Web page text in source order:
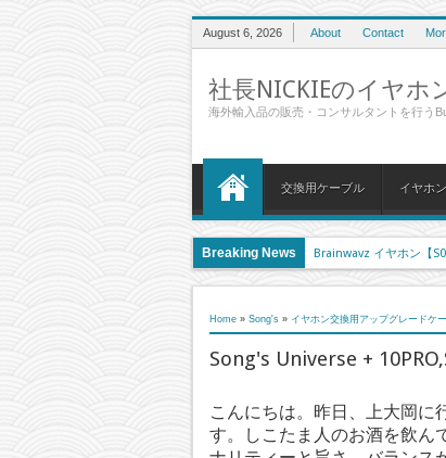
August 6, 2026 About Contact
社長NICKIEのイヤ
海外輸入品の販売・コンサルタントを行う
交換用ケーブル イヤホン
Breaking News Sennheiser
Ear Sonics Velvet UE900 SE845 をEffect
Earsonics Velvet を Whiplash Audio TWCU
Whiplash Audio TWAU TWCU アップグレー
Crystal Cable Piccolino by Effect Audio
Sennheiser HD650とPioneer HDJ2000を
Home » Song's » イヤホン交換用アップグレードケ
Song's Universe +
こんにちは。昨日、上大岡に
す。しこたま人のお酒を飲ん